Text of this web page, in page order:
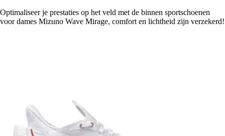
Optimaliseer je prestaties op het veld met de binnen sportschoenen
voor dames Mizuno Wave Mirage, comfort en lichtheid zijn verzekerd!